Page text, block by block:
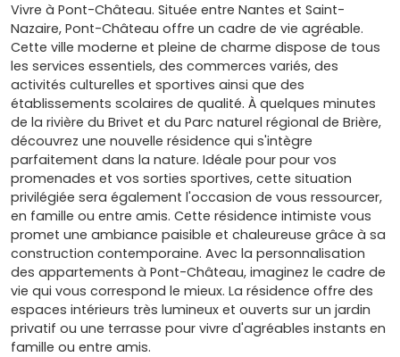
Vivre à Pont-Château. Située entre Nantes et Saint-
Nazaire, Pont-Château offre un cadre de vie agréable.
Cette ville moderne et pleine de charme dispose de tous
les services essentiels, des commerces variés, des
activités culturelles et sportives ainsi que des
établissements scolaires de qualité. À quelques minutes
de la rivière du Brivet et du Parc naturel régional de Brière,
découvrez une nouvelle résidence qui s'intègre
parfaitement dans la nature. Idéale pour pour vos
promenades et vos sorties sportives, cette situation
privilégiée sera également l'occasion de vous ressourcer,
en famille ou entre amis. Cette résidence intimiste vous
promet une ambiance paisible et chaleureuse grâce à sa
construction contemporaine. Avec la personnalisation
des appartements à Pont-Château, imaginez le cadre de
vie qui vous correspond le mieux. La résidence offre des
espaces intérieurs très lumineux et ouverts sur un jardin
privatif ou une terrasse pour vivre d'agréables instants en
famille ou entre amis.